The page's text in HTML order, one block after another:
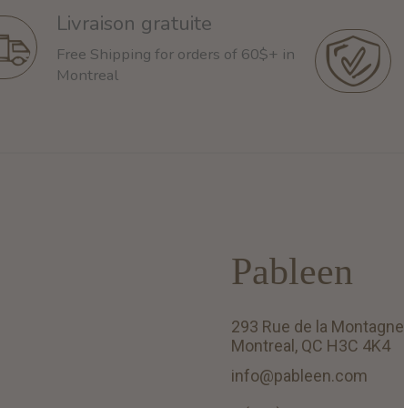
Livraison gratuite
Free Shipping for orders of 60$+ in
Montreal
Pableen
293 Rue de la Montagne
Montreal, QC H3C 4K4
info@pableen.com